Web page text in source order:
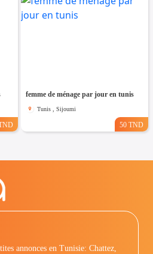
femme de ménage par jour en tunis
Tunis , Sijoumi
50 TND
annonces en Tunisie: Chattez,